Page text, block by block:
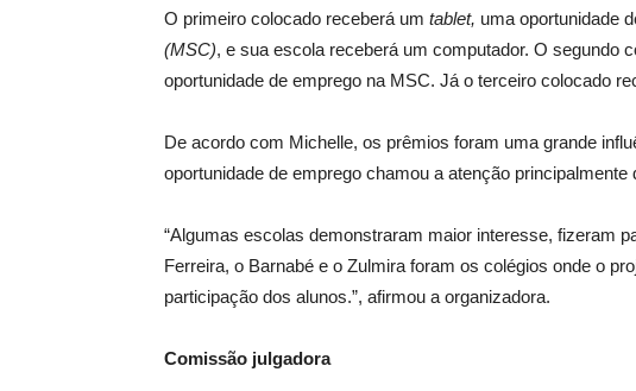
O primeiro colocado receberá um tablet, uma oportunidade
(MSC), e sua escola receberá um computador. O segundo
oportunidade de emprego na MSC. Já o terceiro colocado
De acordo com Michelle, os prêmios foram uma grande
oportunidade de emprego chamou a atenção principalmente
“Algumas escolas demonstraram maior interesse, fizeram
Ferreira, o Barnabé e o Zulmira foram os colégios onde o
participação dos alunos.”, afirmou a organizadora.
Comissão julgadora